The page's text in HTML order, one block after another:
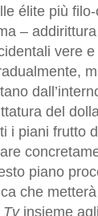
élite più
–
vere
del
i piani frutto
piano
che
Tvinsieme agli